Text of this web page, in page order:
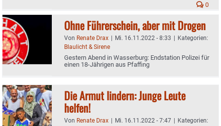
0
Ohne Führerschein, aber mit Drogen
Von Renate Drax | Mi. 16.11.2022 - 8:33 | Kategorien:
Blaulicht & Sirene
Gestern Abend in Wasserburg: Endstation Polizei für
einen 18-Jährigen aus Pfaffing
Die Armut lindern: Junge Leute
helfen!
Von Renate Drax | Mi. 16.11.2022 - 7:47 | Kategorien: